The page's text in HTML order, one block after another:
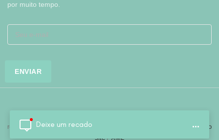
Deixe um recado ...
por muito tempo.
reservados. Desenvolvido por
Mapa do
site/XML